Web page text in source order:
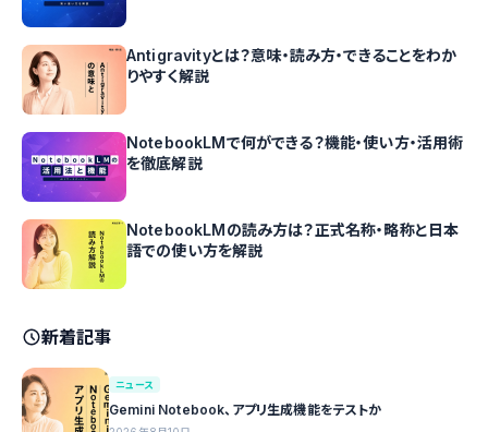
Antigravityとは？意味・読み方・できることをわか
りやすく解説
NotebookLMで何ができる？機能・使い方・活用術
を徹底解説
NotebookLMの読み方は？正式名称・略称と日本
語での使い方を解説
新着記事
ニュース
Gemini Notebook、アプリ生成機能をテストか